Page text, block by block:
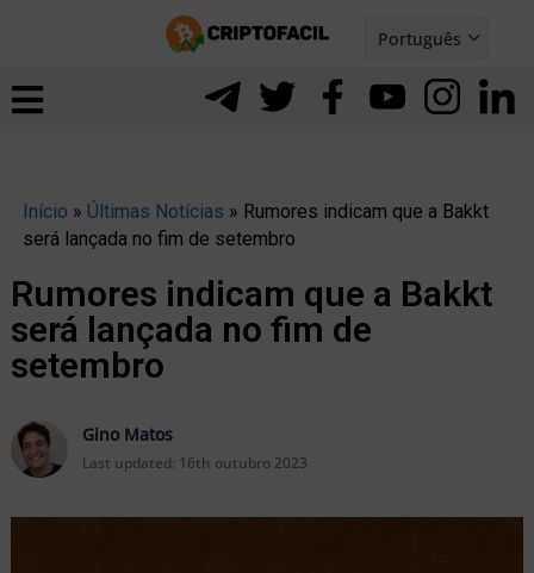
Português
Español
Início » Últimas Notícias » Rumores indicam que a Bakkt
será lançada no fim de setembro
Rumores indicam que a Bakkt
será lançada no fim de
setembro
Gino Matos
Last updated: 16th outubro 2023